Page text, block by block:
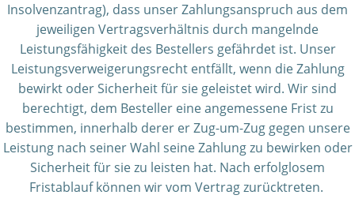
Insolvenzantrag), dass unser Zahlungsanspruch aus dem
jeweiligen Vertragsverhältnis durch mangelnde
Leistungsfähigkeit des Bestellers gefährdet ist. Unser
Leistungsverweigerungsrecht entfällt, wenn die Zahlung
bewirkt oder Sicherheit für sie geleistet wird. Wir sind
berechtigt, dem Besteller eine angemessene Frist zu
bestimmen, innerhalb derer er Zug-um-Zug gegen unsere
Leistung nach seiner Wahl seine Zahlung zu bewirken oder
Sicherheit für sie zu leisten hat. Nach erfolglosem
Fristablauf können wir vom Vertrag zurücktreten.